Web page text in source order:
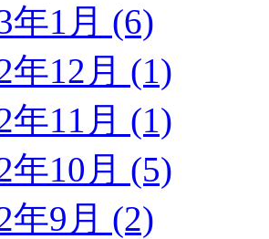
年1月 (6)
年12月 (1)
年11月 (1)
年10月 (5)
年9月 (2)